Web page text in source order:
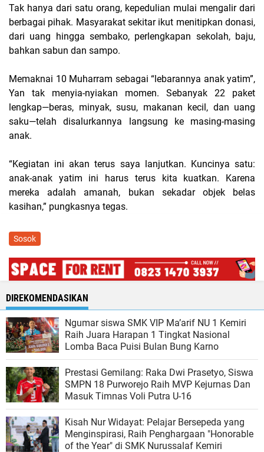
Tak hanya dari satu orang, kepedulian mulai mengalir dari
berbagai pihak. Masyarakat sekitar ikut menitipkan donasi,
dari uang hingga sembako, perlengkapan sekolah, baju,
bahkan sabun dan sampo.
Memaknai 10 Muharram sebagai “lebarannya anak yatim”,
Yan tak menyia-nyiakan momen. Sebanyak 22 paket
lengkap—beras, minyak, susu, makanan kecil, dan uang
saku—telah disalurkannya langsung ke masing-masing
anak.
“Kegiatan ini akan terus saya lanjutkan. Kuncinya satu:
anak-anak yatim ini harus terus kita kuatkan. Karena
mereka adalah amanah, bukan sekadar objek belas
kasihan,” pungkasnya tegas.
Sosok
DIREKOMENDASIKAN
Ngumar siswa SMK VIP Ma’arif NU 1 Kemiri
Raih Juara Harapan 1 Tingkat Nasional
Lomba Baca Puisi Bulan Bung Karno
Prestasi Gemilang: Raka Dwi Prasetyo, Siswa
SMPN 18 Purworejo Raih MVP Kejurnas Dan
Masuk Timnas Voli Putra U-16
Kisah Nur Widayat: Pelajar Bersepeda yang
Menginspirasi, Raih Penghargaan "Honorable
of the Year" di SMK Nurussalaf Kemiri